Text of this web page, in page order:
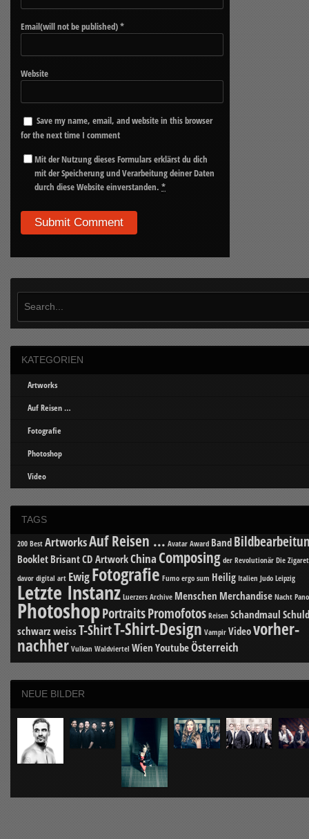
Email(will not be published)*
Website
Save my name, email, and website in this browser
for the next time I comment
Mit der Nutzung dieses Formulars erklärst du dich
mit der Speicherung und Verarbeitung deiner Daten
durch diese Website einverstanden.*
KATEGORIEN
Artworks
Auf Reisen …
Fotografie
Photoshop
Video
TAGS
200 Best ArtworksAuf Reisen ... Avatar Award Band
Booklet BrisantCD ArtworkChinaComposing der Revolutionär Die
davor digital art EwigFotografie Fumo ergo sum Heilig Italien Judo Leipzig
Letzte Instanz Luerzers Archive Menschen Merchandise Nacht
PhotoshopPortraitsPromofotos Reisen Schandmaul
schwarz weissT-ShirtT-Shirt-Design Vampir Videovorher-
nachher Vulkan Waldviertel Wien YoutubeÖsterreich
NEUE BILDER